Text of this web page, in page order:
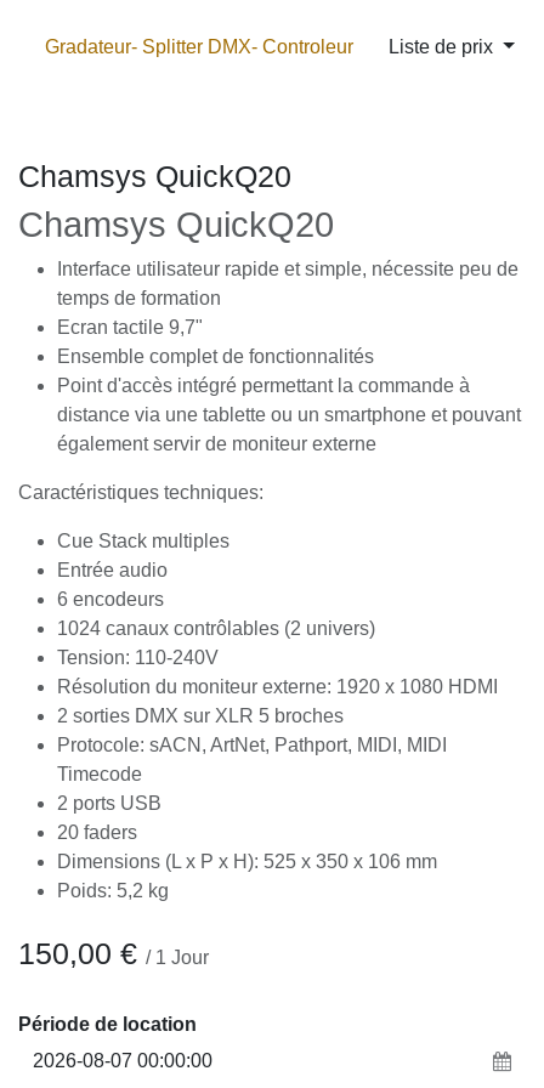
Gradateur- Splitter DMX-
Liste de prix
Chamsys QuickQ20
Chamsys QuickQ20
Interface utilisateur rapide et simple, nécessite peu
de temps de formation
Ecran tactile 9,7"
Ensemble complet de fonctionnalités
Point d'accès intégré permettant la commande à
distance via une tablette ou un smartphone et
Cue Stack multiples
Entrée audio
6 encodeurs
1024 canaux contrôlables (2 univers)
Tension: 110-240V
Résolution du moniteur externe: 1920 x 1080
HDMI
2 sorties DMX sur XLR 5 broches
Protocole: sACN, ArtNet, Pathport, MIDI, MIDI
Timecode
2 ports USB
20 faders
Poids: 5,2 kg
150,00€ / 1 Jour